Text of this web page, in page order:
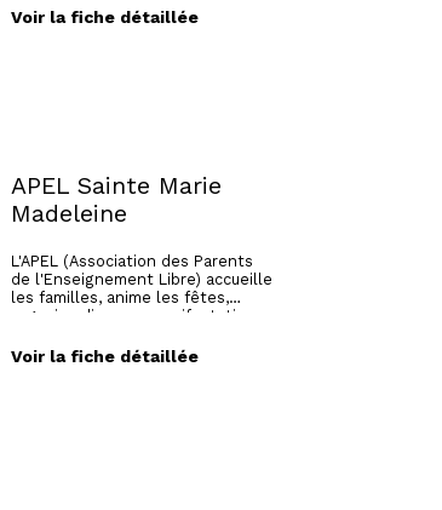
Voir la fiche détaillée
APEL Sainte Marie
Madeleine
L'APEL (Association des Parents
de l'Enseignement Libre) accueille
les familles, anime les fêtes,
organise diverses manifestations
d'élèves de l'école.Grâce aux
Voir la fiche détaillée